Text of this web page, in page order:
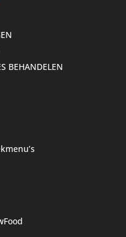
BEHANDELEN